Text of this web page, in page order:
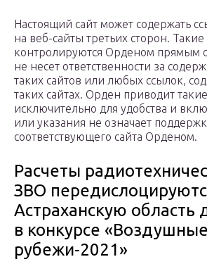
Настоящий сайт может содержать
на веб-сайты третьих сторон.
контролируются Орденом прямым
не несет ответственности за
таких сайтов или любых ссылок,
таких сайтах. Орден приводит
исключительно для удобства и
или указания не означает
соответствующего сайта Орденом.
Расчеты
ЗВО
Астраханскую область
в конкурсе «Воздушные
рубежи-2021»